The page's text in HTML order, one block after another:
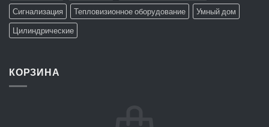
Сигнализация
Тепловизионное оборудование
Умный дом
Цилиндрические
КОРЗИНА